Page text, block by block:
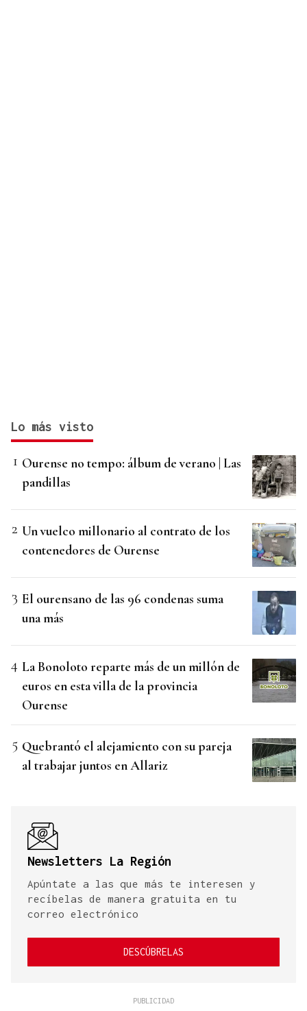
Lo más visto
Ourense no tempo: álbum de verano | Las
pandillas
Un vuelco millonario al contrato de los
contenedores de Ourense
El ourensano de las 96 condenas suma
una más
La Bonoloto reparte más de un millón de
euros en esta villa de la provincia
Ourense
Quebrantó el alejamiento con su pareja
al trabajar juntos en Allariz
Newsletters La Región
Apúntate a las que más te interesen y
recíbelas de manera gratuita en tu
correo electrónico
DESCÚBRELAS